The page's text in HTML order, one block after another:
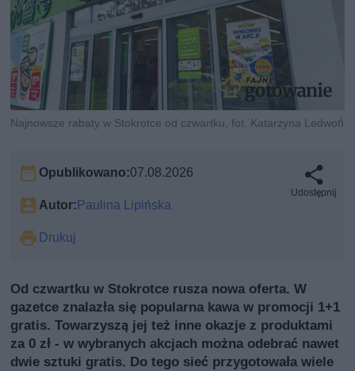
Najnowsze rabaty w Stokrotce od czwartku, fot. Katarzyna Ledwoń
Opublikowano:07.08.2026
Autor: Paulina Lipińska
Drukuj
Udostępnij
Od czwartku w Stokrotce rusza nowa oferta. W
gazetce znalazła się popularna kawa w promocji 1+1
gratis. Towarzyszą jej też inne okazje z produktami
za 0 zł - w wybranych akcjach można odebrać nawet
dwie sztuki gratis. Do tego sieć przygotowała wiele